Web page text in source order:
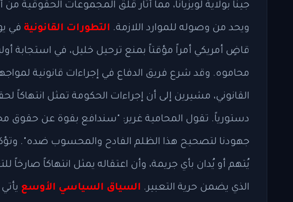
جينا بولاية لويزيانا، مما أثار قلق المجموعات الحقوقية
ويحد من وصوله للموارد اللازمة. التطورات القانونية
قاضٍ أمريكي أمراً مؤقتاً بمنع ترحيل خليل، في استجابة
محاموه. وقد شرع فريق الدفاع في إجراءات قانونية
القانوني، مشيرين إلى أن إجراءات الحكومة تمثل انتهاكاً
دستورياً. تقول المحامية غرير: "سندافع بقوة عن حقوق
جهودنا لتصحيح هذا الظلم الفادح والمحسوب ضده".
يُتهم أو يُدان بأي جريمة، وأن اعتقاله يمثل انتهاكاً صارخاً
الذي يضمن حرية التعبير. السياق السياسي الأوسع